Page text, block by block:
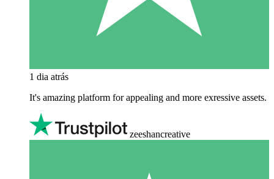
1 dia atrás
It's amazing platform for appealing and more exressive assets.
zeeshancreative